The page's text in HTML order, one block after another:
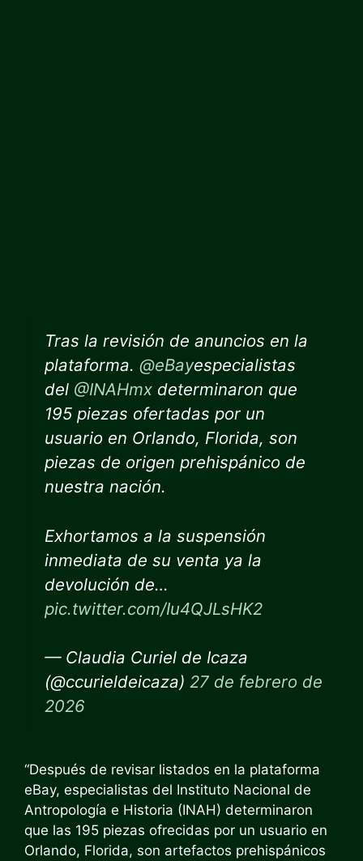
Tras la revisión de anuncios en la
plataforma. @eBayespecialistas
del @INAHmx determinaron que
195 piezas ofertadas por un
usuario en Orlando, Florida, son
piezas de origen prehispánico de
nuestra nación.
Exhortamos a la suspensión
inmediata de su venta ya la
devolución de…
pic.twitter.com/Iu4QJLsHK2
— Claudia Curiel de Icaza
(@ccurieldeicaza) 27 de febrero de
2026
“Después de revisar listados en la plataforma
eBay, especialistas del Instituto Nacional de
Antropología e Historia (INAH) determinaron
que las 195 piezas ofrecidas por un usuario en
Orlando, Florida, son artefactos prehispánicos